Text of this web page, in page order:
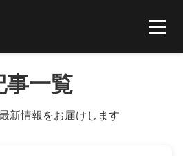
事一覧
新情報をお届けします